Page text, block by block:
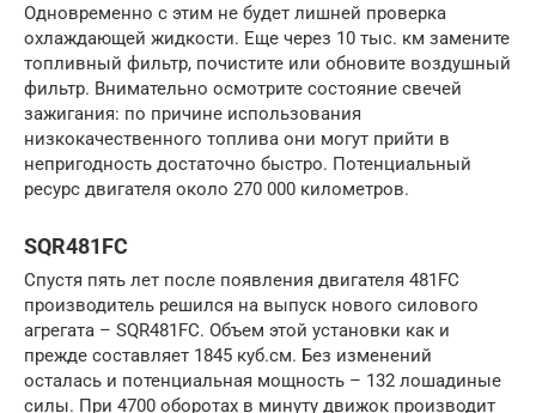
Одновременно с этим не будет лишней проверка
охлаждающей жидкости. Еще через 10 тыс. км замените
топливный фильтр, почистите или обновите воздушный
фильтр. Внимательно осмотрите состояние свечей
зажигания: по причине использования
низкокачественного топлива они могут прийти в
непригодность достаточно быстро. Потенциальный
ресурс двигателя около 270 000 километров.
SQR481FC
Спустя пять лет после появления двигателя 481FC
производитель решился на выпуск нового силового
агрегата – SQR481FC. Объем этой установки как и
прежде составляет 1845 куб.см. Без изменений
осталась и потенциальная мощность – 132 лошадиные
силы. При 4700 оборотах в минуту движок производит